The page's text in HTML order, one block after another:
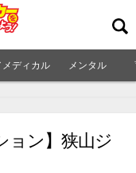
メディカル メンタル
ョン】狭山ジ